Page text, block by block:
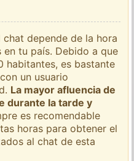
chat depende de la hora
tu país. Debido a que
habitantes, es bastante
un usuario
La mayor afluencia de
durante la tarde y
es recomendable
horas para obtener el
al chat de esta